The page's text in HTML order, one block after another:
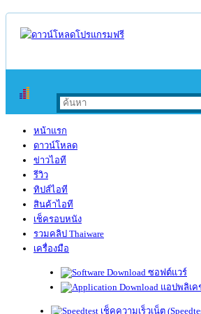
หน้าแรก
ดาวน์โหลด
ข่าวไอที
รีวิว
ทิปส์ไอที
สินค้าไอที
เช็ครอบหนัง
รวมคลิป Thaiware
เครื่องมือ
ซอฟต์แวร์
แอปพลิเ
เช็คความเร็วเน็ต